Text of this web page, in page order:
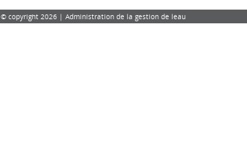
© copyright 2026 | Administration de la gestion de leau